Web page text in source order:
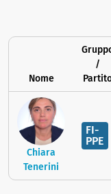
Nome
/
Chiara
Tenerini
FI-
PPE